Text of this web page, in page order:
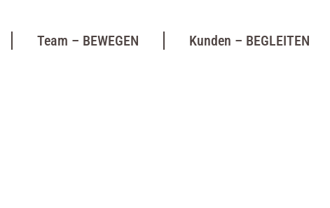
Team – BEWEGEN Kunden – BEGLEITEN